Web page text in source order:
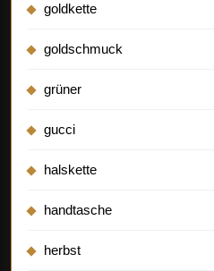
goldkette
goldschmuck
grüner
gucci
halskette
handtasche
herbst